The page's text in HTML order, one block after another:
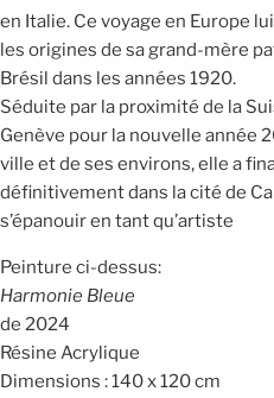
en Italie. Ce voyage en Europe
les origines de sa grand-mère
Brésil dans les années 1920.
Séduite par la proximité de la
Genève pour la nouvelle année
ville et de ses environs, elle a
définitivement dans la cité de
s’épanouir en tant qu’artiste
Peinture ci-dessus:
Harmonie Bleue
de 2024
Résine Acrylique
Dimensions : 140 x 120 cm